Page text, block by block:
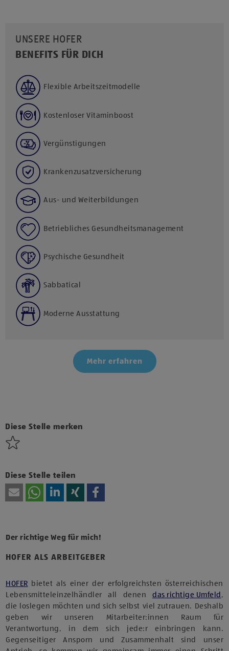
UNSERE HOFER
BENEFITS FÜR DICH
Flexible Arbeitszeitmodelle
Kostenloser Vitaminboost
Vergünstigungen
Krankenzusatzversicherung
Aus- und Weiterbildungen
Betriebliches Gesundheitsmanagement
Psychische Gesundheit
Sabbatical
Moderne Ausstattung
Mehr erfahren
Diese Stelle merken
Diese Stelle teilen
HOFER ALS ARBEITGEBER
Der richtige Weg für mich!
HOFER bietet als einer der erfolgreichsten österreichischen
Lebensmitteleinzelhändler all denen das richtige Umfeld ,
die loslegen möchten und sich selbst viel zutrauen. Deshalb
geben wir unseren Mitarbeiter:innen Raum für
Verantwortung, in dem sich jede:r einbringen kann.
Gegenseitiger Ansporn und Zusammenhalt sind unser